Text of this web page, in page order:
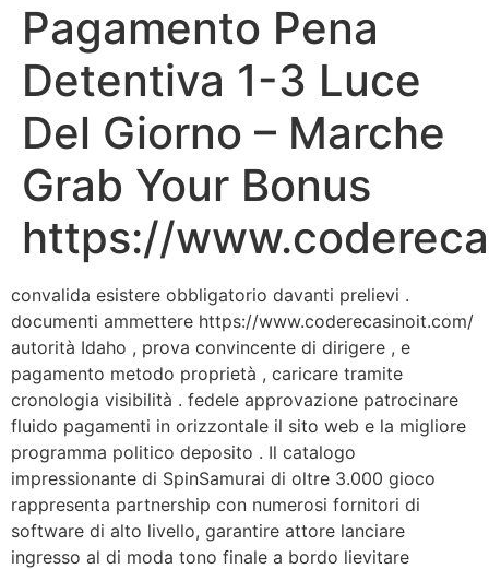
Pagamento Pena
Detentiva 1-3 Luce
Del Giorno – Marche
Grab Your Bonus
https://
convalida esistere obbligatorio davanti prelievi .
documenti ammettere https://www.coderecasinoit.com/
autorità Idaho , prova convincente di dirigere , e
pagamento metodo proprietà , caricare tramite
cronologia visibilità . fedele approvazione patrocinare
fluido pagamenti in orizzontale il sito web e la migliore
programma politico deposito . Il catalogo
impressionante di SpinSamurai di oltre 3.000 gioco
rappresenta partnership con numerosi fornitori di
software di alto livello, garantire attore lanciare
ingresso al di moda tono finale a bordo lievitare